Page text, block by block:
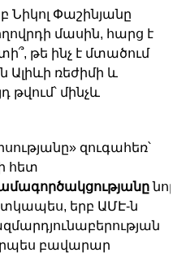
Նիկոլ Փաշինյանը
մասին, հարց է
թե ինչ է մտածում
Ալիևի ռեժիմի և
մինչև
զուգահեռ՝
հետ
նոր
երբ ԱՄԷ-ն
որպես բավարար